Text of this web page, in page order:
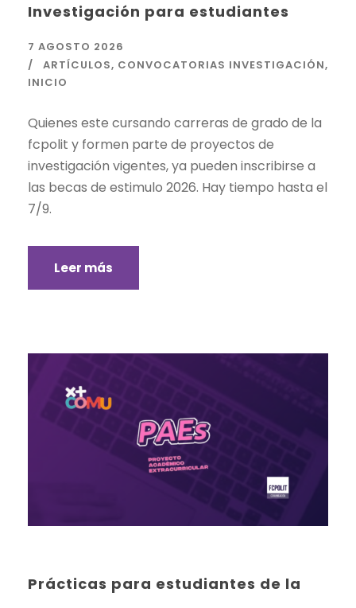
Investigación para estudiantes
7 AGOSTO 2026
ARTÍCULOS, CONVOCATORIAS INVESTIGACIÓN,
INICIO
Quienes este cursando carreras de grado de la
fcpolit y formen parte de proyectos de
investigación vigentes, ya pueden inscribirse a
las becas de estimulo 2026. Hay tiempo hasta el
7/9.
Leer más
Prácticas para estudiantes de la